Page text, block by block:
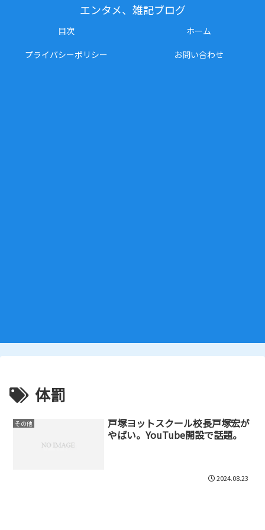
エンタメ、雑記ブログ
目次
ホーム
プライバシーポリシー
お問い合わせ
体罰
その他
戸塚ヨットスクール校長戸塚宏が
やばい。YouTube開設で話題。
2024.08.23